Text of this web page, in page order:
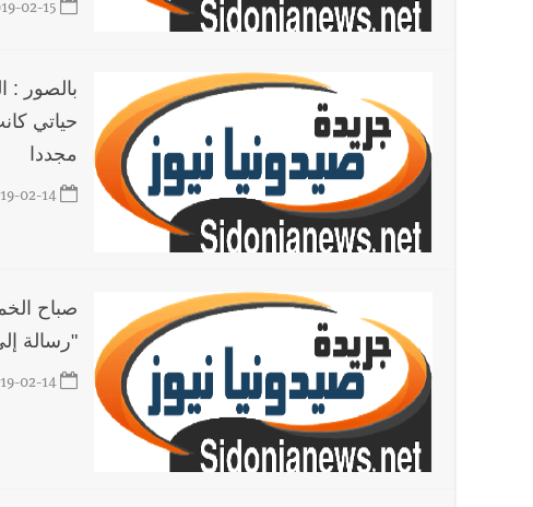
02-15
بالصور :
مجددا
02-14
صباح
"رسالة
02-14